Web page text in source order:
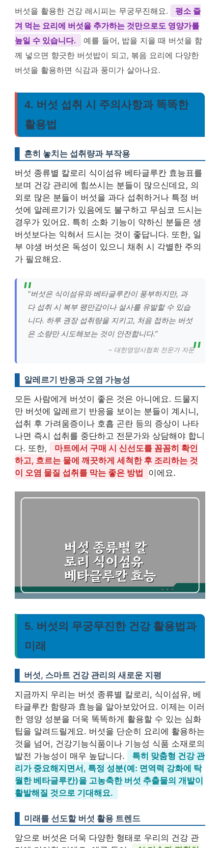
버섯을 활용한 건강 레시피는 무궁무진해요.
평소 즐
겨 먹는 요리에 버섯을 추가하는 것만으로도 영양가를
높일 수 있습니다.
예를 들어, 밥을 지을 때 버섯을 함
께 넣으면 향긋한 버섯밥이 되고, 볶음 요리에 다양한
버섯을 활용하면 식감과 풍미가 살아나요.
4. 버섯 섭취 시 주의사항과 똑똑한
활용법
흔히 놓치는 섭취량과 부작용
버섯 종류별 칼로리 식이섬유 베타글루칸 효능표를
보며 건강 관리에 힘쓰시는 분들이 많으신데요, 의
외로 많은 분들이 버섯을 과다 섭취하거나 특정 버
섯에 알레르기가 있음에도 불구하고 무심코 드시는
경우가 있어요. 특히 소화 기능이 약하신 분들은 생
버섯보다는 익혀서 드시는 것이 좋답니다. 또한, 일
부 야생 버섯은 독성이 있으니 채취 시 각별한 주의
가 필요해요.
“버섯은 식이섬유와 베타글루칸이 풍부하지만, 과
다 섭취 시 복부 팽만감이나 설사를 유발할 수 있습
니다. 하루 권장 섭취량을 지키고, 처음 접하는 버섯
은 소량만 시도해보는 것이 안전합니다.”
– 대한영양사협회 전문가 자문
알레르기 반응과 오염 가능성
모든 사람에게 버섯이 좋은 것은 아니에요. 드물지
만 버섯에 알레르기 반응을 보이는 분들이 계시니,
섭취 후 가려움증이나 호흡 곤란 등의 증상이 나타
나면 즉시 섭취를 중단하고 전문가와 상담해야 합니
다. 또한,
마트에서 구매 시 신선도를 꼼꼼히 확인
하고, 흐르는 물에 깨끗하게 세척한 후 조리하는 것
이 오염 물질 섭취를 막는 좋은 방법
이에요.
5. 버섯의 무궁무진한 건강 활용법과
미래
버섯, 스마트 건강 관리의 새로운 지평
지금까지 우리는 버섯 종류별 칼로리, 식이섬유, 베
타글루칸 함량과 효능을 알아보았어요. 이제는 이러
한 영양 성분을 더욱 똑똑하게 활용할 수 있는 심화
팁을 알려드릴게요. 버섯을 단순히 요리에 활용하는
것을 넘어, 건강기능식품이나 기능성 식품 소재로의
발전 가능성이 매우 높답니다.
특히 맞춤형 건강 관
리가 중요해지면서, 특정 성분(예: 면역력 강화에 탁
월한 베타글루칸)을 고농축한 버섯 추출물의 개발이
활발해질 것으로 기대해요.
미래를 선도할 버섯 활용 트렌드
앞으로 버섯은 더욱 다양한 형태로 우리의 건강 관